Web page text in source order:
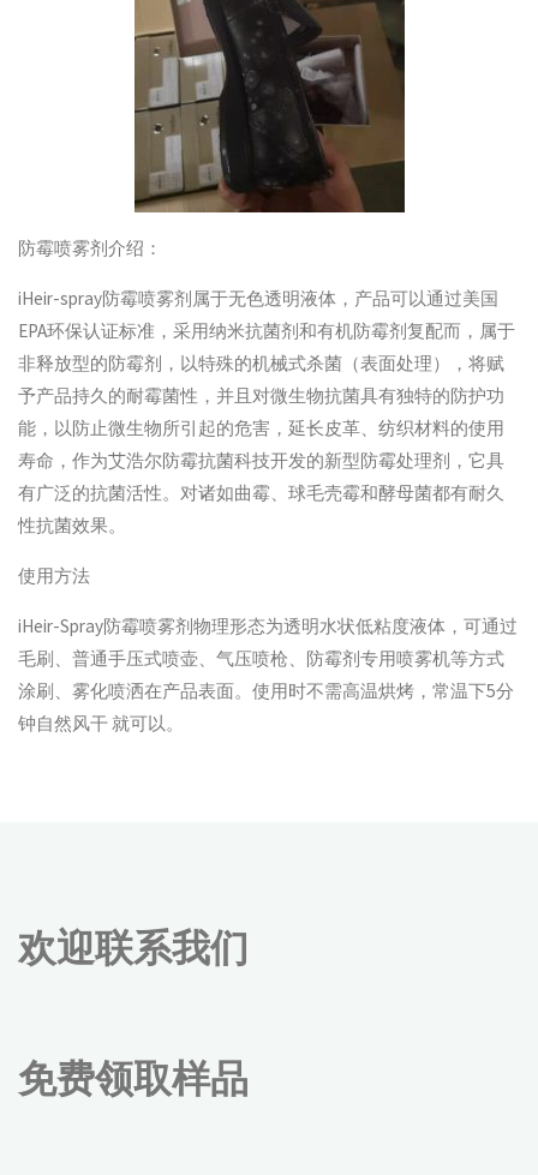
防霉喷雾剂介绍：
iHeir-spray防霉喷雾剂属于无色透明液体，产品可以通过美国
EPA环保认证标准，采用纳米抗菌剂和有机防霉剂复配而，属于
非释放型的防霉剂，以特殊的机械式杀菌（表面处理），将赋
予产品持久的耐霉菌性，并且对微生物抗菌具有独特的防护功
能，以防止微生物所引起的危害，延长皮革、纺织材料的使用
寿命，作为艾浩尔防霉抗菌科技开发的新型防霉处理剂，它具
有广泛的抗菌活性。对诸如曲霉、球毛壳霉和酵母菌都有耐久
性抗菌效果。
使用方法
iHeir-Spray防霉喷雾剂物理形态为透明水状低粘度液体，可通过
毛刷、普通手压式喷壶、气压喷枪、防霉剂专用喷雾机等方式
涂刷、雾化喷洒在产品表面。使用时不需高温烘烤，常温下5分
钟自然风干 就可以。
欢迎联系我们
免费领取样品